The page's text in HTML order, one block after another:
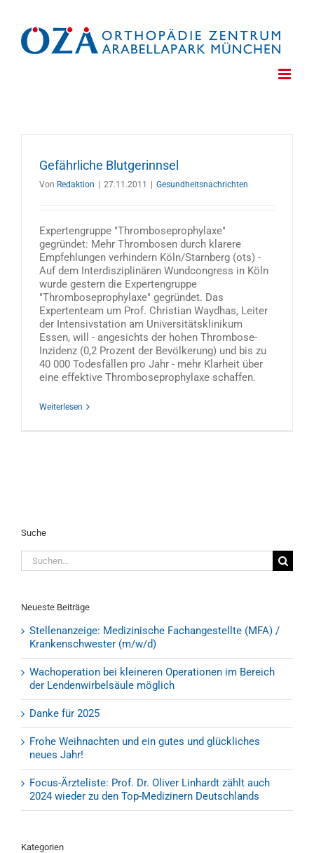
springen
Gefährliche Blutgerinnsel
Von Redaktion 27.11.2011 Gesundheitsnachrichten
Expertengruppe "Thromboseprophylaxe"
gegründet: Mehr Thrombosen durch klarere
Empfehlungen verhindern Köln/Starnberg (ots) -
Auf dem Interdisziplinären Wundcongress in Köln
wurde gestern die Expertengruppe
"Thromboseprophylaxe" gegründet. Das
Expertenteam um Prof. Christian Waydhas, Leiter
der Intensivstation am Universitätsklinikum
Essen, will - angesichts der hohen Thrombose-
Inzidenz (0,2 Prozent der Bevölkerung) und bis zu
40 000 Todesfällen pro Jahr - mehr Klarheit über
eine effektive Thromboseprophylaxe schaffen.
Weiterlesen
Suche
Suche
nach:
Neueste Beiträge
Stellenanzeige: Medizinische Fachangestellte (MFA) /
Krankenschwester (m/w/d)
Wachoperation bei kleineren Operationen im Bereich
der Lendenwirbelsäule möglich
Danke für 2025
Frohe Weihnachten und ein gutes und glückliches
neues Jahr!
Focus-Ärzteliste: Prof. Dr. Oliver Linhardt zählt auch
2024 wieder zu den Top-Medizinern Deutschlands
Kategorien